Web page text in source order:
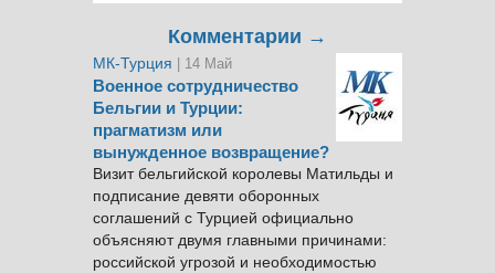
Комментарии →
МК-Турция | 14 Май
Военное сотрудничество
Бельгии и Турции:
прагматизм или
вынужденное возвращение?
Визит бельгийской королевы Матильды и
подписание девяти оборонных
соглашений с Турцией официально
объясняют двумя главными причинами:
российской угрозой и необходимостью